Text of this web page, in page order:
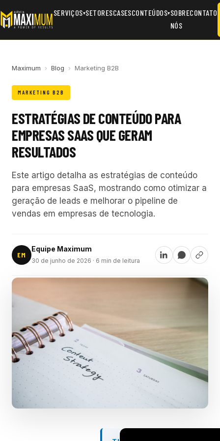
SERVIÇOS▾SETORESCASESCONTEÚDOS▾SOBRE
NÓS
CONTATO
Maximum › Blog › Marketing B2B
MARKETING B2B
ESTRATÉGIAS DE CONTEÚDO PARA
EMPRESAS SAAS QUE GERAM
RESULTADOS
Este artigo detalha as estratégias de conteúdo
para empresas SaaS, mostrando como otimizar a
geração de leads e melhorar o pipeline de
vendas em empresas de tecnologia.
EM
Equipe Maximum
30 de junho de 2026 · 6 min de leitura